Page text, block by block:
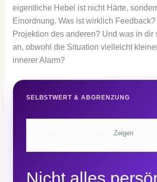
eigentliche Hebel ist nicht Härte,
Einordnung. Was ist wirklich Feedback?
Projektion des anderen? Und was in dir
an, obwohl die Situation vielleicht
innerer Alarm?
SELBSTWERT & ABGRENZUNG
Zeigen
Nicht alles